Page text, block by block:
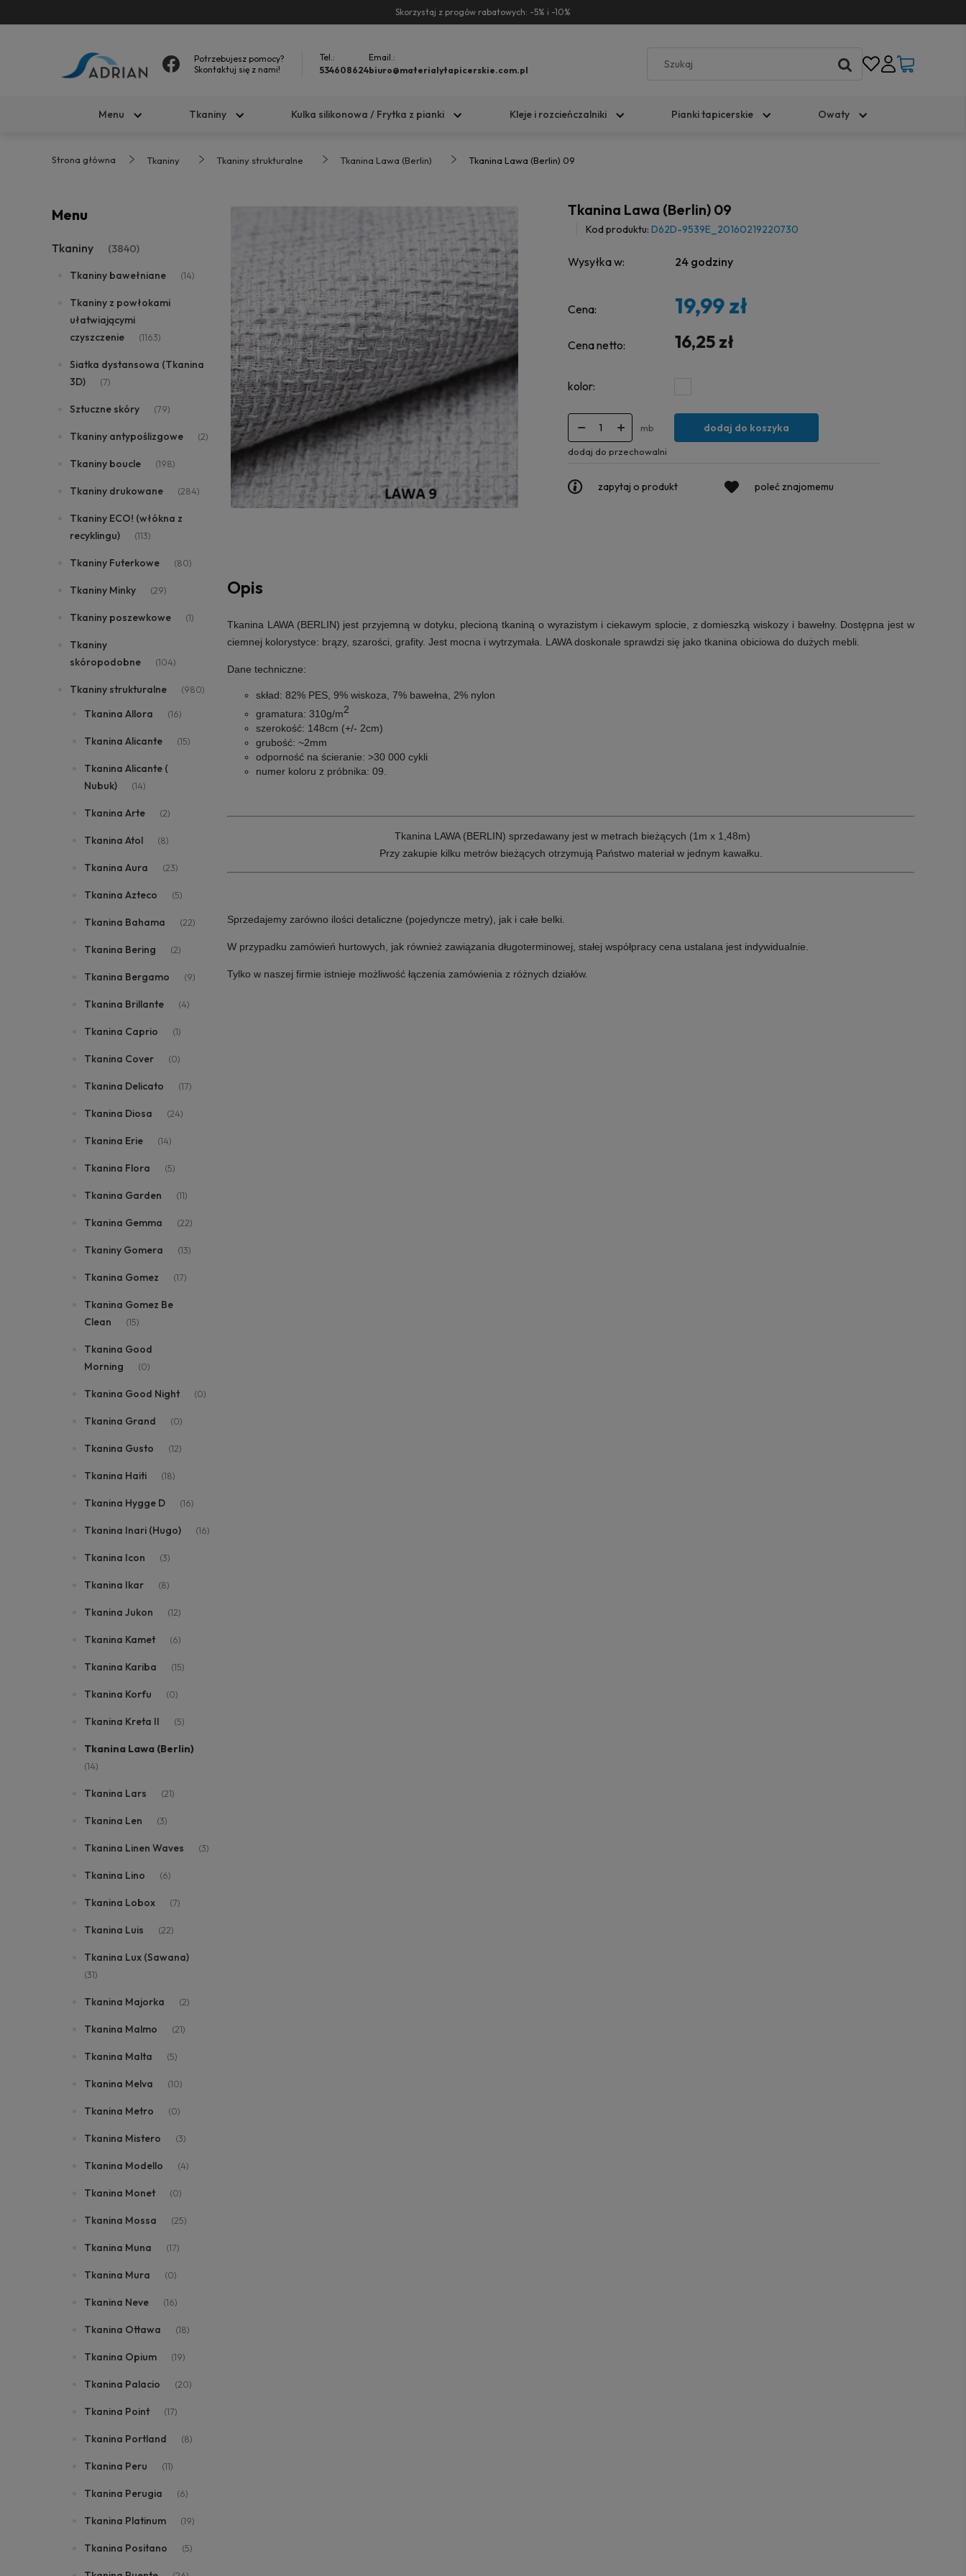
Skorzystaj z progów rabatowych: -5% i -10%
Potrzebujesz pomocy?
Skontaktuj się z nami!
Tel.:
534608624
Email.:
biuro@materialytapicerskie.com.pl
Menu Tkaniny Kulka silikonowa / Frytka z pianki Kleje i rozcieńczalniki Pianki tapicerskie Owaty
Strona główna Tkaniny Tkaniny strukturalne Tkanina Lawa (Berlin) Tkanina Lawa (Berlin) 09
Menu
Tkaniny (3840)
Tkaniny bawełniane (14)
Tkaniny z powłokami
ułatwiającymi
czyszczenie
(1163)
Siatka dystansowa (Tkanina
3D)
(7)
Sztuczne skóry (79)
Tkaniny antypoślizgowe (2)
Tkaniny boucle (198)
Tkaniny drukowane (284)
Tkaniny ECO! (włókna z
recyklingu)
(113)
Tkaniny Futerkowe (80)
Tkaniny Minky (29)
Tkaniny poszewkowe (1)
Tkaniny
skóropodobne
(104)
Tkaniny strukturalne (980)
Tkanina Allora (16)
Tkanina Alicante (15)
Tkanina Alicante (
Nubuk)
(14)
Tkanina Arte (2)
Tkanina Atol (8)
Tkanina Aura (23)
Tkanina Azteco (5)
Tkanina Bahama (22)
Tkanina Bering (2)
Tkanina Bergamo (9)
Tkanina Brillante (4)
Tkanina Caprio (1)
Tkanina Cover (0)
Tkanina Delicato (17)
Tkanina Diosa (24)
Tkanina Erie (14)
Tkanina Flora (5)
Tkanina Garden (11)
Tkanina Gemma (22)
Tkaniny Gomera (13)
Tkanina Gomez (17)
Tkanina Gomez Be
Clean
(15)
Tkanina Good
Morning
(0)
Tkanina Good Night (0)
Tkanina Grand (0)
Tkanina Gusto (12)
Tkanina Haiti (18)
Tkanina Hygge D (16)
Tkanina Inari (Hugo) (16)
Tkanina Icon (3)
Tkanina Ikar (8)
Tkanina Jukon (12)
Tkanina Kamet (6)
Tkanina Kariba (15)
Tkanina Korfu (0)
Tkanina Kreta II (5)
Tkanina Lawa (Berlin)
(14)
Tkanina Lars (21)
Tkanina Len (3)
Tkanina Linen Waves (3)
Tkanina Lino (6)
Tkanina Lobox (7)
Tkanina Luis (22)
Tkanina Lux (Sawana)
(31)
Tkanina Majorka (2)
Tkanina Malmo (21)
Tkanina Malta (5)
Tkanina Melva (10)
Tkanina Metro (0)
Tkanina Mistero (3)
Tkanina Modello (4)
Tkanina Monet (0)
Tkanina Mossa (25)
Tkanina Muna (17)
Tkanina Mura (0)
Tkanina Neve (16)
Tkanina Ottawa (18)
Tkanina Opium (19)
Tkanina Palacio (20)
Tkanina Point (17)
Tkanina Portland (8)
Tkanina Peru (11)
Tkanina Perugia (6)
Tkanina Platinum (19)
Tkanina Positano (5)
Tkanina Lawa (Berlin) 09
Kod produktu: D62D-9539E_20160219220730
Wysyłka w: 24 godziny
Cena: 19,99 zł
Cena netto: 16,25 zł
kolor:
mb dodaj do koszyka
dodaj do przechowalni
zapytaj o produkt poleć znajomemu
Opis
Tkanina LAWA (BERLIN) jest przyjemną w dotyku, plecioną tkaniną o wyrazistym i ciekawym splocie, z domieszką wiskozy i bawełny. Dostępna jest w
ciemnej kolorystyce: brązy, szarości, grafity. Jest mocna i wytrzymała. LAWA doskonale sprawdzi się jako tkanina obiciowa do dużych mebli.
Dane techniczne:
skład: 82% PES, 9% wiskoza, 7% bawełna, 2% nylon
gramatura: 310g/m2
szerokość: 148cm (+/- 2cm)
grubość: ~2mm
odporność na ścieranie: >30 000 cykli
numer koloru z próbnika: 09.
Tkanina LAWA (BERLIN) sprzedawany jest w metrach bieżących (1m x 1,48m)
Przy zakupie kilku metrów bieżących otrzymują Państwo materiał w jednym kawałku.
Sprzedajemy zarówno ilości detaliczne (pojedyncze metry), jak i całe belki.
W przypadku zamówień hurtowych, jak również zawiązania długoterminowej, stałej współpracy cena ustalana jest indywidualnie.
Tylko w naszej firmie istnieje możliwość łączenia zamówienia z różnych działów.